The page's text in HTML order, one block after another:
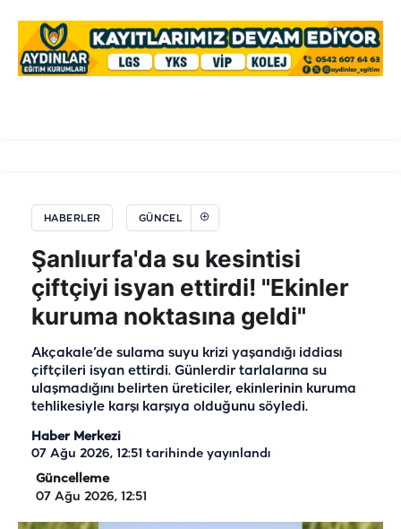
HABERLER GÜNCEL
Şanlıurfa'da su kesintisi
çiftçiyi isyan ettirdi! "Ekinler
kuruma noktasına geldi"
Akçakale’de sulama suyu krizi yaşandığı iddiası
çiftçileri isyan ettirdi. Günlerdir tarlalarına su
ulaşmadığını belirten üreticiler, ekinlerinin kuruma
tehlikesiyle karşı karşıya olduğunu söyledi.
Haber Merkezi
07 Ağu 2026, 12:51 tarihinde yayınlandı
Güncelleme
07 Ağu 2026, 12:51